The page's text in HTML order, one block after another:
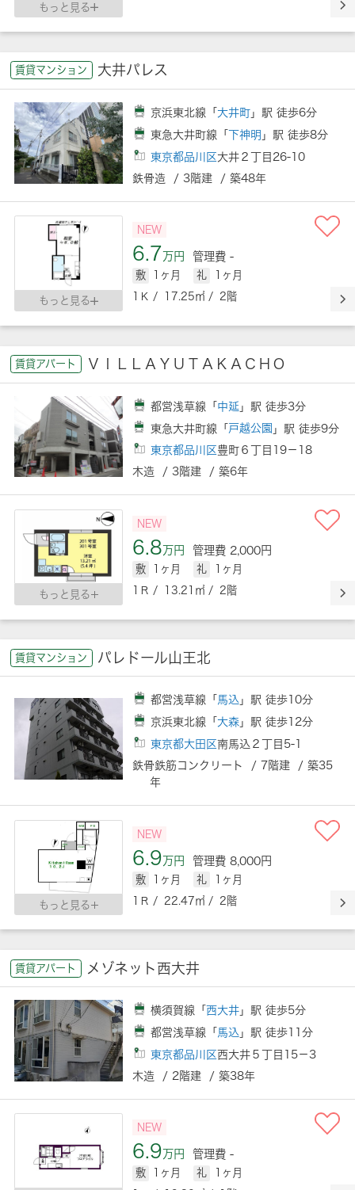
もっと見る
賃貸マンション 大井パレス
京浜東北線「 大井町 」駅 徒歩6分
東急大井町線「下神明 」駅 徒歩8分
東京都品川区大井２丁目26-10
鉄骨造 / 3階建 / 築48年
もっと見る
NEW
6.7万円 管理費 -
敷 1ヶ月 礼
1ヶ月
1Ｋ / 17.25㎡ / 2階
賃貸アパート ＶＩＬＬＡＹＵＴＡＫＡＣＨＯ
都営浅草線「 中延 」駅 徒歩3分
東急大井町線「 戸越公園 」駅 徒歩9分
東京都品川区 豊町６丁目19－18
木造 / 3階建 / 築6年
もっと見る
NEW
6.8万円 管理費 2,000円
敷 1ヶ月 礼
1ヶ月
1Ｒ / 13.21㎡ / 2階
賃貸マンション パレドール山王北
都営浅草線「 馬込 」駅 徒歩10分
京浜東北線「 大森 」駅 徒歩12分
東京都大田区南馬込２丁目5-1
鉄骨鉄筋コンクリート / 7階建 / 築35
年
もっと見る
NEW
6.9万円 管理費 8,000円
敷 1ヶ月 礼
1ヶ月
1Ｒ / 22.47㎡ / 2階
賃貸アパート メゾネット西大井
横須賀線「 西大井 」駅 徒歩5分
都営浅草線「 馬込 」駅 徒歩11分
東京都品川区西大井５丁目15－3
木造 / 2階建 / 築38年
NEW
6.9万円 管理費 -
敷 1ヶ月 礼
1ヶ月